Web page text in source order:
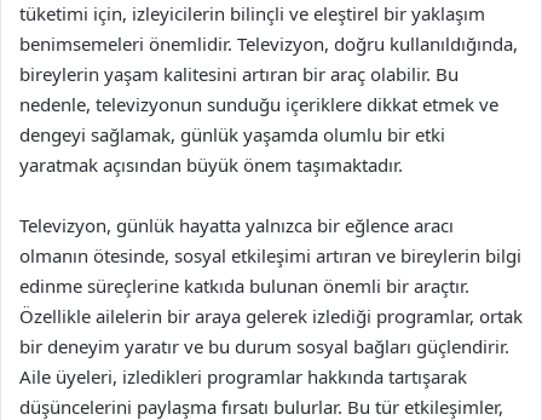
tüketimi için, izleyicilerin bilinçli ve eleştirel bir yaklaşım
benimsemeleri önemlidir. Televizyon, doğru kullanıldığında,
bireylerin yaşam kalitesini artıran bir araç olabilir. Bu
nedenle, televizyonun sunduğu içeriklere dikkat etmek ve
dengeyi sağlamak, günlük yaşamda olumlu bir etki
yaratmak açısından büyük önem taşımaktadır.
Televizyon, günlük hayatta yalnızca bir eğlence aracı
olmanın ötesinde, sosyal etkileşimi artıran ve bireylerin bilgi
edinme süreçlerine katkıda bulunan önemli bir araçtır.
Özellikle ailelerin bir araya gelerek izlediği programlar, ortak
bir deneyim yaratır ve bu durum sosyal bağları güçlendirir.
Aile üyeleri, izledikleri programlar hakkında tartışarak
düşüncelerini paylaşma fırsatı bulurlar. Bu tür etkileşimler,